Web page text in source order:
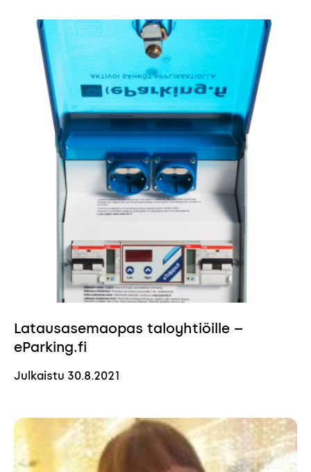
Latausasemaopas taloyhtiöille –
eParking.fi
Julkaistu 30.8.2021